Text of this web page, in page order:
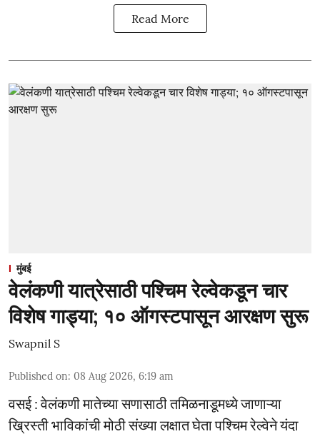
Read More
मुंबई
वेलंकणी यात्रेसाठी पश्चिम रेल्वेकडून चार
विशेष गाड्या; १० ऑगस्टपासून आरक्षण सुरू
Swapnil S
Published on: 08 Aug 2026, 6:19 am
वसई : वेलंकणी मातेच्या सणासाठी तमिळनाडूमध्ये जाणाऱ्या
ख्रिस्ती भाविकांची मोठी संख्या लक्षात घेता पश्चिम रेल्वेने यंदा